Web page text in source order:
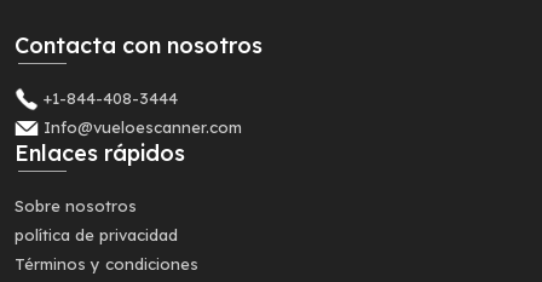
Contacta con nosotros
+1-844-408-3444
Info@vueloescanner.com
Enlaces rápidos
Sobre nosotros
política de privacidad
Términos y condiciones